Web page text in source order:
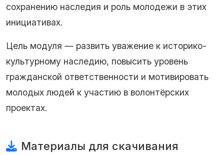
сохранению наследия и роль молодежи в этих
инициативах.
Цель модуля — развить уважение к историко-
культурному наследию, повысить уровень
гражданской ответственности и мотивировать
молодых людей к участию в волонтёрских
проектах.
Материалы для скачивания